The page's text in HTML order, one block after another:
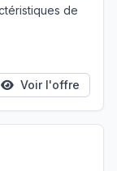
de
Voir l'offre